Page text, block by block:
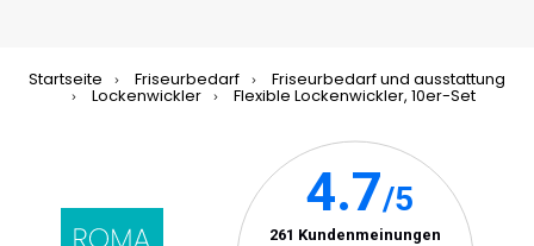
Startseite Friseurbedarf Friseurbedarf und ausstattung
Lockenwickler Flexible Lockenwickler, 10er-Set